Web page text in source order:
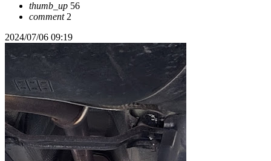
thumb_up 56
comment2
2024/07/06 09:19